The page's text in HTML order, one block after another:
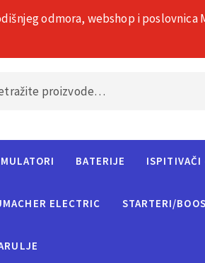
BATERIJE ISPITIVAČI
ELECTRIC STARTERI/
odmora, webshop i poslovnica